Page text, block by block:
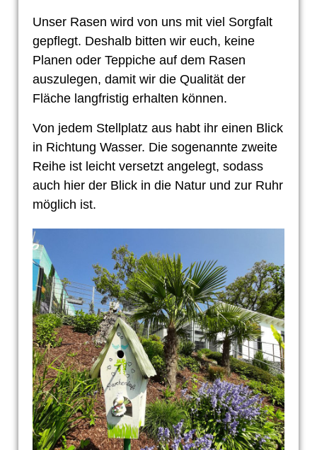
Unser Rasen wird von uns mit viel Sorgfalt
gepflegt. Deshalb bitten wir euch, keine
Planen oder Teppiche auf dem Rasen
auszulegen, damit wir die Qualität der
Fläche langfristig erhalten können.
Von jedem Stellplatz aus habt ihr einen Blick
in Richtung Wasser. Die sogenannte zweite
Reihe ist leicht versetzt angelegt, sodass
auch hier der Blick in die Natur und zur Ruhr
möglich ist.